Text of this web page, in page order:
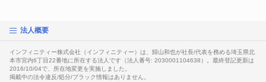
法人概要
インフィニティー株式会社（インフィニティー）は、歸山和也が社長/代表を務める埼玉県北
本市宮内6丁目22番地に所在する法人です（法人番号: 2030001104638）。最終登記更新は
2016/10/04で、所在地変更を実施しました。
掲載中の法令違反/処分/ブラック情報はありません。